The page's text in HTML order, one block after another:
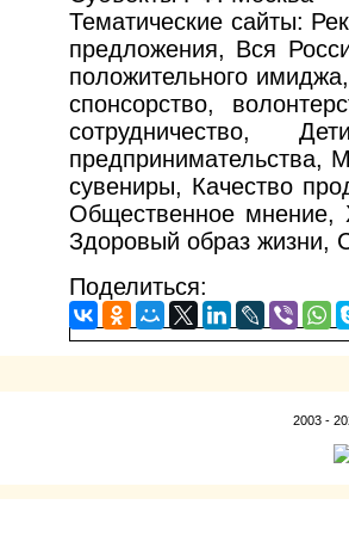
Тематические сайты:
предложения, Вся
положительного
спонсорство,
сотрудничество,
предпринимательства,
сувениры, Качество
Общественное мнение,
Здоровый образ жизни,
Поделиться:
2003 -